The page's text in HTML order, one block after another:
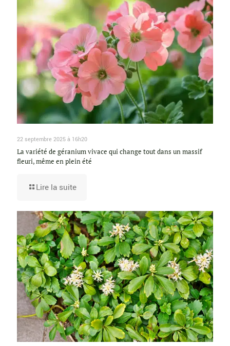
22 septembre 2025 à 16h20
La variété de géranium vivace qui change tout dans un massif
fleuri, même en plein été
Lire la suite